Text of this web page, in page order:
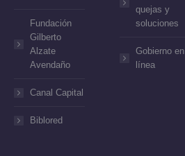
Fundación
Gilberto
Alzate
Avendaño
Canal Capital
Biblored
quejas y
soluciones
Gobierno en
línea